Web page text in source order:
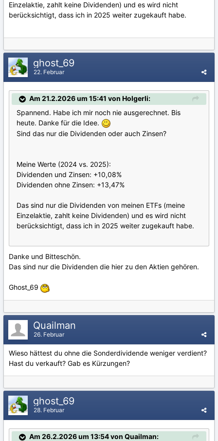
Einzelaktie, zahlt keine Dividenden) und es wird nicht
berücksichtigt, dass ich in 2025 weiter zugekauft habe.
ghost_69
22. Februar
Am 21.2.2026 um 15:41 von Holgerli:
Spannend. Habe ich mir noch nie ausgerechnet. Bis
heute. Danke für die Idee.
Sind das nur die Dividenden oder auch Zinsen?
Meine Werte (2024 vs. 2025):
Dividenden und Zinsen: +10,08%
Dividenden ohne Zinsen: +13,47%
Das sind nur die Dividenden von meinen ETFs (meine
Einzelaktie, zahlt keine Dividenden) und es wird nicht
berücksichtigt, dass ich in 2025 weiter zugekauft habe.
Danke und Bitteschön.
Das sind nur die Dividenden die hier zu den Aktien gehören.
Ghost_69
Quailman
26. Februar
Wieso hättest du ohne die Sonderdividende weniger verdient?
Hast du verkauft? Gab es Kürzungen?
ghost_69
28. Februar
Am 26.2.2026 um 13:54 von Quailman: